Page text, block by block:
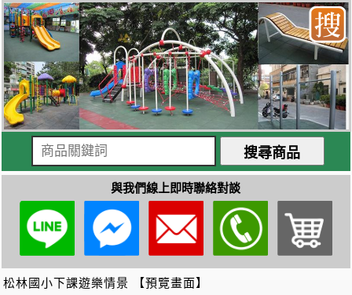
與我們線上即時聯絡對談